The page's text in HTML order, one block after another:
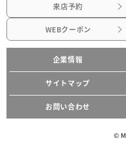
来店予約
WEBクーポン
企業情報
サイトマップ
お問い合わせ
©